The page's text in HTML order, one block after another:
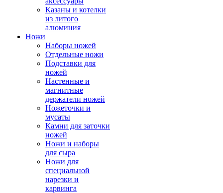
Казаны и котелки
из литого
алюминия
Ножи
Наборы ножей
Отдельные ножи
Подставки для
ножей
Настенные и
магнитные
держатели ножей
Ножеточки и
мусаты
Камни для заточки
ножей
Ножи и наборы
для сыра
Ножи для
специальной
нарезки и
карвинга